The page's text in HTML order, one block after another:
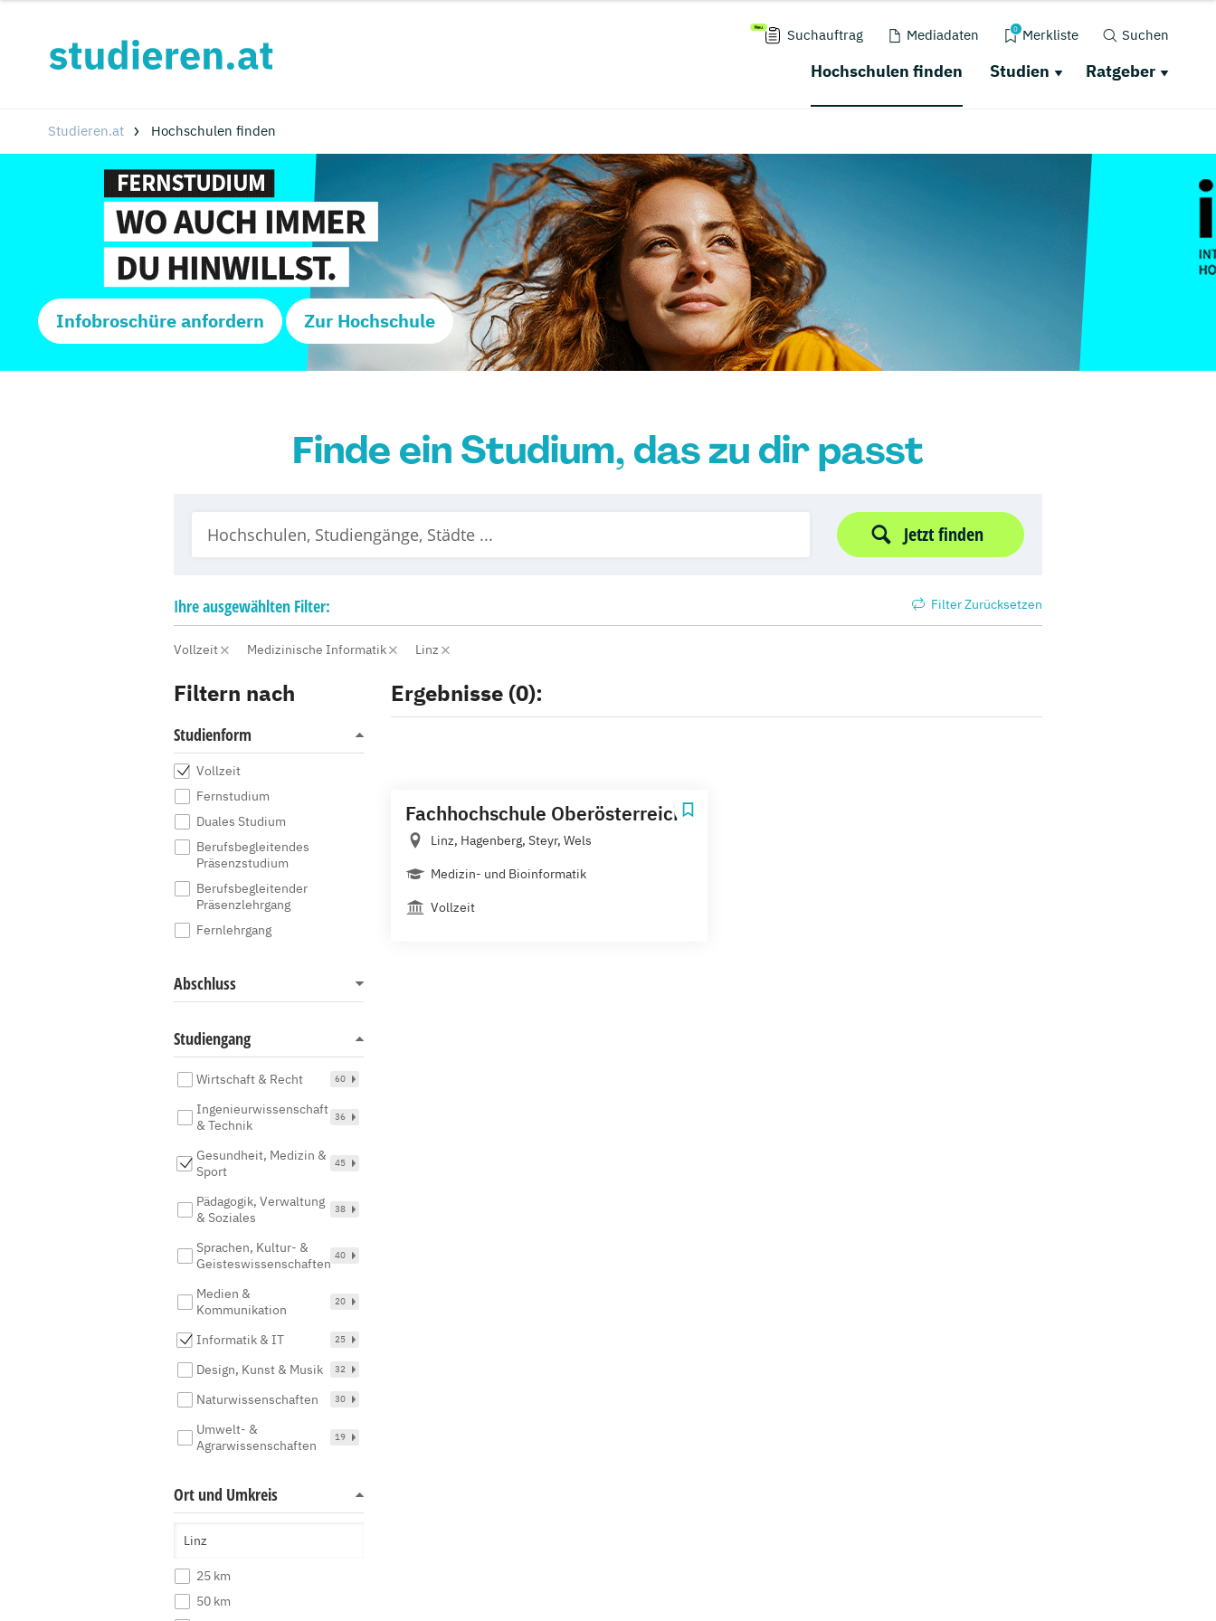
Suchauftrag Mediadaten 0 Merkliste Suchen
Hochschulen finden Studien Ratgeber
Studieren.at Hochschulen finden
Infobroschüre anfordern Zur Hochschule
Finde ein Studium, das zu dir passt
Jetzt finden
Ihreausgewählten Filter: Filter Zurücksetzen
Vollzeit Medizinische Informatik Linz
Filtern nach
Studienform
Vollzeit
Fernstudium
Duales Studium
Berufsbegleitendes
Präsenzstudium
Berufsbegleitender
Präsenzlehrgang
Fernlehrgang
Abschluss
Studiengang
Wirtschaft & Recht 60
Ingenieurwissenschaft
& Technik
36
Gesundheit, Medizin &
Sport
45
Pädagogik, Verwaltung
& Soziales
38
Sprachen, Kultur- &
Geisteswissenschaften
40
Medien &
Kommunikation
20
Informatik & IT 25
Design, Kunst & Musik 32
Naturwissenschaften 30
Umwelt- &
Agrarwissenschaften
19
Ort und Umkreis
25 km
50 km
Ergebnisse (0):
Fachhochschule Oberösterreich
Linz, Hagenberg, Steyr, Wels
Medizin- und Bioinformatik
Vollzeit